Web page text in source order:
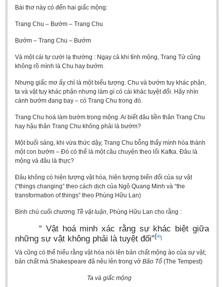
Bài thơ này có đến hai giấc mộng:
Trang Chu – Bướm – Trang Chu
Bướm – Trang Chu – Bướm
Và một cái tự cười lạ thường : Ngay cả khi tỉnh mộng, Trang Tử cũng
không rõ mình là Chu hay bướm.
Nhưng giấc mơ ấy chỉ là một biểu tượng. Chu và bướm tuy khác phận,
ta và vật tuy khác phận nhưng làm gì có cái khác tuyệt đối. Hãy nhìn
cánh bướm đang bay – có Trang Chu trong đó.
Trang Chu hoá làm bướm trong mộng. Ai biết đâu tiền thân Trang Chu
hay hậu thân Trang Chu không phải là bướm?
Một buổi sáng, khi vừa thức dậy, Trang Chu bỗng thấy mình hóa thành
một con bướm – Đó có thể là một câu chuyện theo lối Kafka. Đâu là
mộng và đâu là thực?
Đâu không có hiện tượng vật hóa, hiện tượng biến đổi của sự vật
(“things changing” theo cách dịch của Ngô Quang Minh và “the
transformation of things” theo Phùng Hữu Lan)
Bình chú cuối chương Tề vật luận, Phùng Hữu Lan cho rằng :
“ Vật hoá minh xác rằng sự khác biệt giữa
những sự vật không phải là tuyệt đối”([4])
Và cũng có thể hiểu rằng vật hóa nói lên bản chất mộng ảo của sự vật;
bản chất mà Shakespeare đã nêu lên trong vở Bão Tố (The Tempest)
Ta và giấc mộng